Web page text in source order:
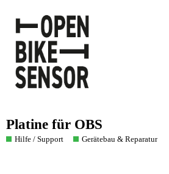
Platine für OBS
Hilfe / Support Gerätebau & Reparatur